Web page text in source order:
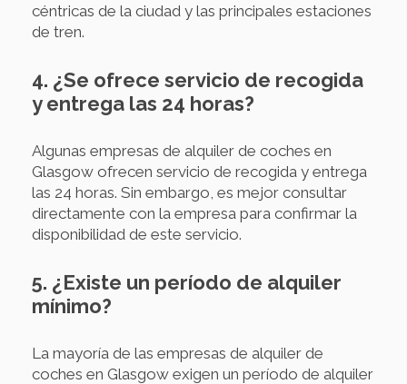
céntricas de la ciudad y las principales estaciones
de tren.
4. ¿Se ofrece servicio de recogida
y entrega las 24 horas?
Algunas empresas de alquiler de coches en
Glasgow ofrecen servicio de recogida y entrega
las 24 horas. Sin embargo, es mejor consultar
directamente con la empresa para confirmar la
disponibilidad de este servicio.
5. ¿Existe un período de alquiler
mínimo?
La mayoría de las empresas de alquiler de
coches en Glasgow exigen un período de alquiler